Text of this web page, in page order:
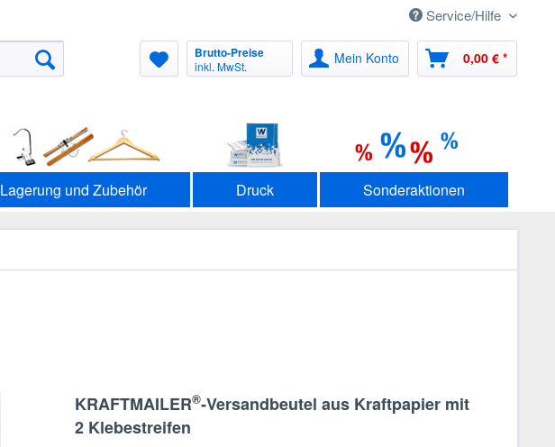
Service/Hilfe
Brutto-Preise
inkl. MwSt. Mein Konto 0,00 € *
Lagerung und Zubehör Druck Sonderaktionen
KRAFTMAILER®-Versandbeutel aus Kraftpapier mit
2 Klebestreifen